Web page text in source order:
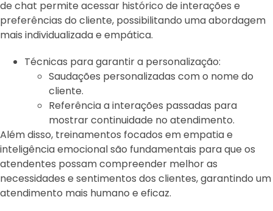
de chat permite acessar histórico de interações e
preferências do cliente, possibilitando uma abordagem
mais individualizada e empática.
Técnicas para garantir a personalização:
Saudações personalizadas com o nome do
cliente.
Referência a interações passadas para
mostrar continuidade no atendimento.
Além disso, treinamentos focados em empatia e
inteligência emocional são fundamentais para que os
atendentes possam compreender melhor as
necessidades e sentimentos dos clientes, garantindo um
atendimento mais humano e eficaz.